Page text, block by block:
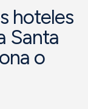
hoteles
Santa
o